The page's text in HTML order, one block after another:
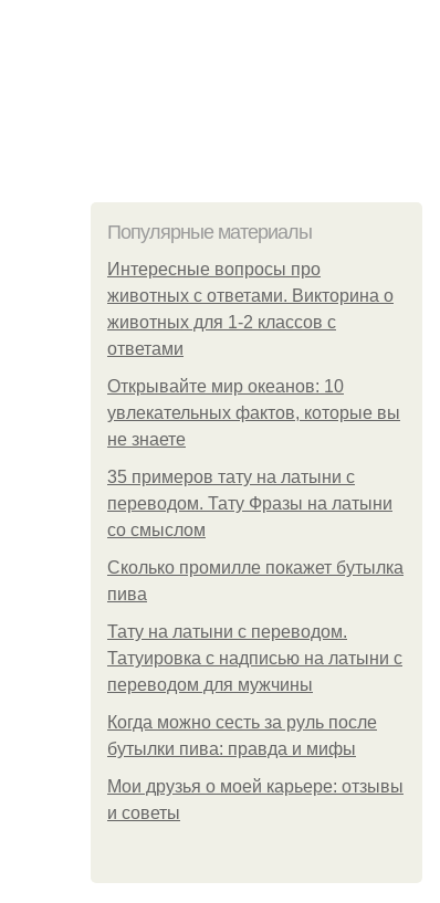
Популярные материалы
Интересные вопросы про
животных с ответами. Викторина о
животных для 1-2 классов с
ответами
Открывайте мир океанов: 10
увлекательных фактов, которые вы
не знаете
35 примеров тату на латыни с
переводом. Тату Фразы на латыни
со смыслом
Сколько промилле покажет бутылка
пива
Тату на латыни с переводом.
Татуировка с надписью на латыни с
переводом для мужчины
Когда можно сесть за руль после
бутылки пива: правда и мифы
Мои друзья о моей карьере: отзывы
и советы